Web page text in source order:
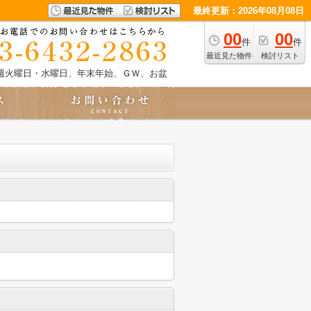
最終更新：2026年08月08日
00件
最近見た物件
00件
検討リスト
火曜日・水曜日、年末年始、ＧＷ、お盆